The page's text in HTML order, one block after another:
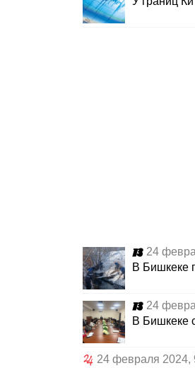
24
В Бишкеке
24
В Бишкеке
24 февраля 2024,